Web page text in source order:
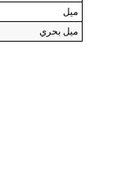
ميل
ميل بحري